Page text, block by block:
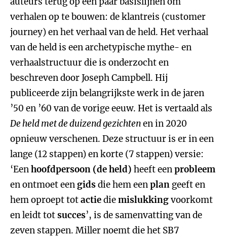
verhalen op te bouwen: de klantreis (customer
journey) en het verhaal van de held. Het verhaal
van de held is een archetypische mythe- en
verhaalstructuur die is onderzocht en
beschreven door Joseph Campbell. Hij
publiceerde zijn belangrijkste werk in de jaren
’50 en ’60 van de vorige eeuw. Het is vertaald als
De held met de duizend gezichtenen in 2020
opnieuw verschenen. Deze structuur is er in een
lange (12 stappen) en korte (7 stappen) versie:
‘Eenhoofdpersoon (de held) heeft eenprobleem
en ontmoet eengidsdie hem eenplan geeft en
hem oproept totactiediemislukkingvoorkomt
en leidt totsucces’, is de samenvatting van de
zeven stappen. Miller noemt die het SB7